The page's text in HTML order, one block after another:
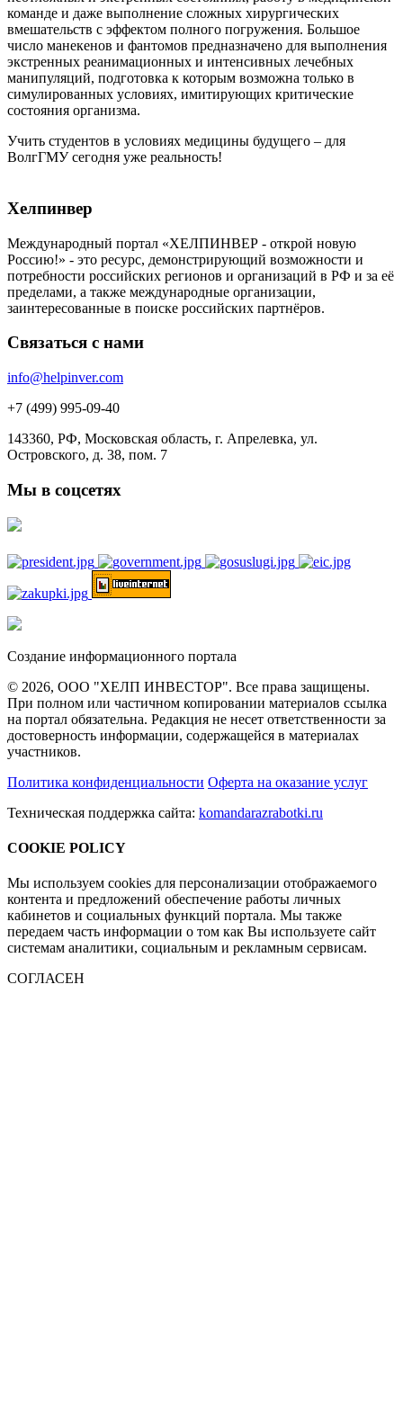
команде и даже выполнение сложных хирургических
вмешательств с эффектом полного погружения. Большое
число манекенов и фантомов предназначено для выполнения
экстренных реанимационных и интенсивных лечебных
манипуляций, подготовка к которым возможна только в
симулированных условиях, имитирующих критические
состояния организма.
Учить студентов в условиях медицины будущего – для
ВолгГМУ сегодня уже реальность!
Хелпинвер
Международный портал «ХЕЛПИНВЕР - открой новую
Россию!» - это ресурс, демонстрирующий возможности и
потребности российских регионов и организаций в РФ и за её
пределами, а также международные организации,
заинтересованные в поиске российских партнёров.
Связаться с нами
info@helpinver.com
+7 (499) 995-09-40
143360, РФ, Московская область, г. Апрелевка, ул.
Островского, д. 38, пом. 7
Мы в соцсетях
Создание информационного портала
© 2026, ООО "ХЕЛП ИНВЕСТОР". Все права защищены.
При полном или частичном копировании материалов ссылка
на портал обязательна. Редакция не несет ответственности за
достоверность информации, содержащейся в материалах
участников.
Политика конфиденциальности Оферта на оказание услуг
Техническая поддержка сайта: komandarazrabotki.ru
COOKIE POLICY
Мы используем cookies для персонализации отображаемого
контента и предложений обеспечение работы личных
кабинетов и социальных функций портала. Мы также
передаем часть информации о том как Вы используете сайт
системам аналитики, социальным и рекламным сервисам.
СОГЛАСЕН